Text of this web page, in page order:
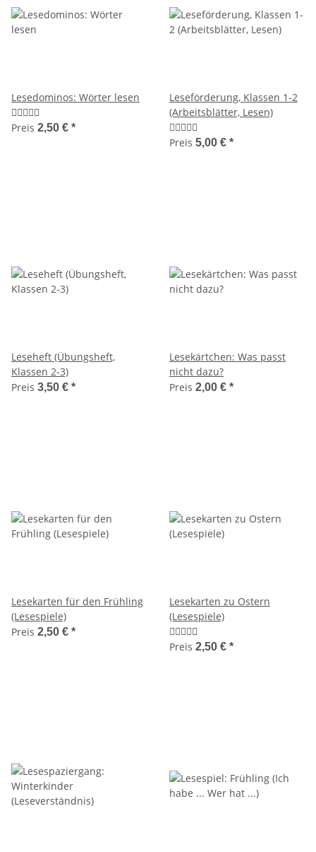
Lesedominos: Wörter lesen
Preis 2,50 € *
Leseförderung, Klassen 1-2
(Arbeitsblätter, Lesen)
Preis 5,00 € *
Leseheft (Übungsheft,
Klassen 2-3)
Preis 3,50 € *
Lesekärtchen: Was passt
nicht dazu?
Preis 2,00 € *
Lesekarten für den Frühling
(Lesespiele)
Preis 2,50 € *
Lesekarten zu Ostern
(Lesespiele)
Preis 2,50 € *